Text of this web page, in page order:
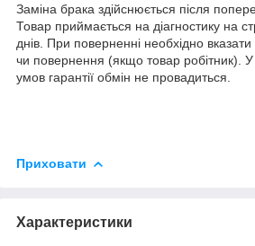
Заміна брака здійснюється після
Товар приймається на діагностику на
днів. При поверненні необхідно
чи повернення (якщо товар робітник).
умов гарантії обмін не провадиться.
Приховати
Характеристики